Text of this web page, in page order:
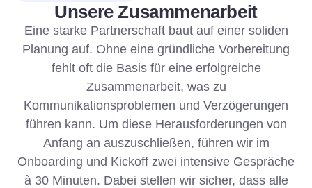
Unsere Zusammenarbeit
Eine starke Partnerschaft baut auf einer soliden
Planung auf. Ohne eine gründliche Vorbereitung
fehlt oft die Basis für eine erfolgreiche
Zusammenarbeit, was zu
Kommunikationsproblemen und Verzögerungen
führen kann. Um diese Herausforderungen von
Anfang an auszuschließen, führen wir im
Onboarding und Kickoff zwei intensive Gespräche
à 30 Minuten. Dabei stellen wir sicher, dass alle